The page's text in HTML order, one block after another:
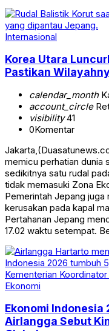
Internasional
Korea Utara
Pastikan
calendar_month
account_circle
visibility41
0Komentar
memicu perhatian dunia
sedikitnya satu rudal
tidak memasuki Zona
Pemerintah Jepang juga
kerusakan pada kapal
Pertahanan Jepang
17.02 waktu setempat.
Ekonomi
Ekonomi Indonesia
Airlangga Sebut